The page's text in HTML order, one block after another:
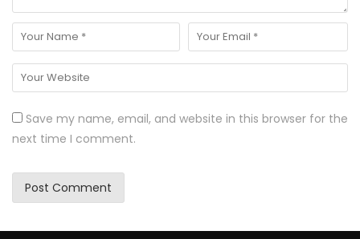
Save my name, email, and website in this browser for the
next time I comment.